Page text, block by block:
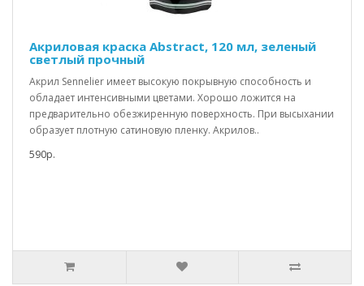
Акриловая краска Abstract, 120 мл, зеленый
светлый прочный
Акрил Sennelier имеет высокую покрывную способность и
обладает интенсивными цветами. Хорошо ложится на
предварительно обезжиренную поверхность. При высыхании
образует плотную сатиновую пленку. Акрилов..
590р.